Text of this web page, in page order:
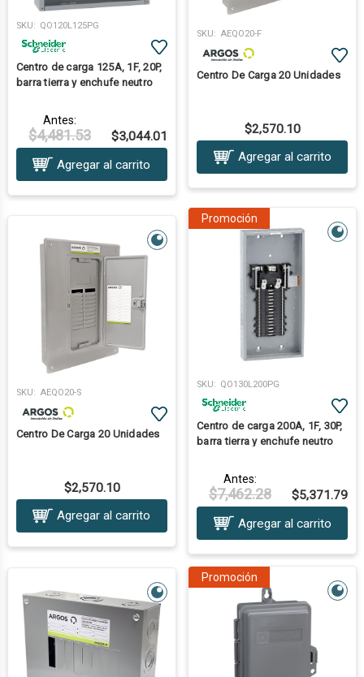
SKU: QO120L125PG
Centro de carga 125A, 1F, 20P,
barra tierra y enchufe neutro
Antes:
$4,481.53
$3,044.01
Agregar al carrito
SKU: AEQO20-F
Centro De Carga 20 Unidades
$2,570.10
Agregar al carrito
SKU: AEQO20-S
Centro De Carga 20 Unidades
$2,570.10
Agregar al carrito
Promoción
SKU: QO130L200PG
Centro de carga 200A, 1F, 30P,
barra tierra y enchufe neutro
Antes:
$7,462.28
$5,371.79
Agregar al carrito
Promoción